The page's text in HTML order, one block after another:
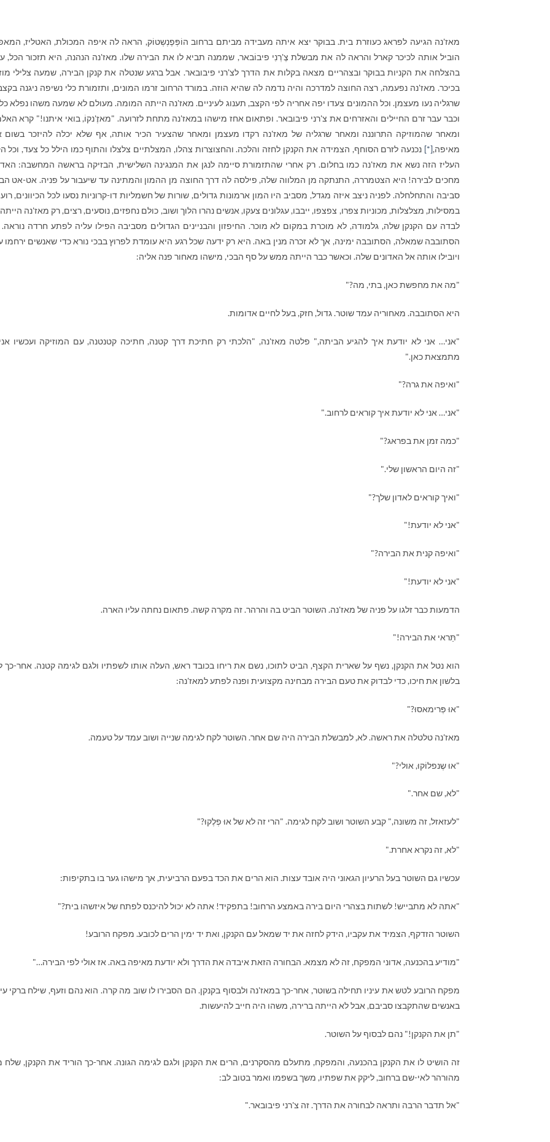
מאז'נה הגיעה לפראג כעוזרת בית. בבוקר יצא איתה מעבידה מביתם ברחוב הוֹפְּפֶנְשְטוֹק, הראה לה איפה המכולת, האטליז,
הוביל אותה לכיכר קארל והראה לה את מבשלת צֶ'רְנִי פיבוֹבאר, שממנה תביא לו את הבירה שלו. מאז'נה הנהנה, היא תזכור הכל,
בהצלחה את הקניות בבוקר ובצהריים מצאה בקלות את הדרך לצ'רני פיבובאר. אבל ברגע שנטלה את קנקן הבירה, שמעה צלילי
בכיכר. מאז'נה נפעמה, רצה החוצה למדרכה והיה נדמה לה שהיא הוזה. במורד הרחוב זרמו המונים, ותזמורת כלי נשיפה ניגנה
שרגליה נעו מעצמן. וכל ההמונים צעדו יפה אחריה לפי הקצב, תענוג לעיניים. מאז'נה הייתה המומה. מעולם לא שמעה משהו נפלא
וכבר עבר זרם החיילים והאזרחים את צ'רני פיבובאר. ופתאום אחז מישהו במאז'נה מתחת לזרועה. "מאזֶ'נקוֹ, בואי איתנו!" קרא
ומאחר שהמוזיקה התרוננה ומאחר שרגליה של מאז'נה רקדו מעצמן ומאחר שהצעיר הכיר אותה, אף שלא יכלה להיזכר בשום
מאיפה,[*] נכנעה לזרם הסוחף, הצמידה את הקנקן לחזה והלכה. והחצוצרות צהלו, המצלתיים צלצלו והתוף כמו הילל כל צעד, וכל
העליז הזה נשא את מאז'נה כמו בחלום. רק אחרי שהתזמורת סיימה לנגן את המנגינה השלישית, הבזיקה בראשה המחשבה:
מחכים לבירה! היא הצטמררה, התנתקה מן המלווה שלה, פילסה לה דרך החוצה מן ההמון והמתינה עד שיעבור על פניה. אט-אט
סביבה והתחלחלה. לפניה ניצב איזה מגדל, מסביב היו המון ארמונות גדולים, שורות של חשמליות דו-קרוניות נסעו לכל הכיוונים,
במסילות, מצלצלות, מכוניות צפרו, צפצפו, ייבבו, עגלונים צעקו, אנשים נהרו הלוך ושוב, כולם נחפזים, נוסעים, רצים, רק מאז'נה
לבדה עם הקנקן שלה, גלמודה, לא מוכרת במקום לא מוכר. החיפזון והבניינים הגדולים מסביבה הפילו עליה לפתע חרדה
הסתובבה שמאלה, הסתובבה ימינה, אך לא זכרה מנין באה. היא רק ידעה שכל רגע היא עומדת לפרוץ בבכי נורא כדי שאנשים ירחמו
ויובילו אותה אל האדונים שלה. וכאשר כבר הייתה ממש על סף הבכי, מישהו מאחור פנה אליה:
"מה את מחפשת כאן, בתי, מה?"
היא הסתובבה. מאחוריה עמד שוטר. גדול, חזק, בעל לחיים אדומות.
"אני… אני לא יודעת איך להגיע הביתה," פלטה מאז'נה, "הלכתי רק חתיכת דרך קטנה, חתיכה קטנטנה, עם המוזיקה ועכשיו
מתמצאת כאן."
"ואיפה את גרה?"
"אני… אני לא יודעת איך קוראים לרחוב."
"כמה זמן את בפראג?"
"זה היום הראשון שלי."
"ואיך קוראים לאדון שלך?"
"אני לא יודעת!"
"ואיפה קנית את הבירה?"
"אני לא יודעת!"
הדמעות כבר זלגו על פניה של מאז'נה. השוטר הביט בה והרהר. זה מקרה קשה. פתאום נחתה עליו הארה.
"תַּראי את הבירה!"
הוא נטל את הקנקן, נשף על שארית הקצף, הביט לתוכו, נשם את ריחו בכובד ראש, העלה אותו לשפתיו ולגם לגימה קטנה. אחר-כך
בלשון את חיכו, כדי לבדוק את טעם הבירה מבחינה מקצועית ופנה לפתע למאז'נה:
"אוּ פְּרימאסוּ?"
מאז'נה טלטלה את ראשה. לא, למבשלת הבירה היה שם אחר. השוטר לקח לגימה שנייה ושוב עמד על טעמה.
"אוּ שֶנפלוֹקוּ, אולי?"
"לא, שם אחר."
"לעזאזל, זה משונה," קבע השוטר ושוב לקח לגימה. "הרי זה לא של אוּ פְלֶקוּ?"
"לא, זה נקרא אחרת."
עכשיו גם השוטר בעל הרעיון הגאוני היה אובד עצות. הוא הרים את הכד בפעם הרביעית, אך מישהו גער בו בתקיפות:
"אתה לא מתבייש! לשתות בצהרי היום בירה באמצע הרחוב! בתפקיד! אתה לא יכול להיכנס לפתח של איזשהו בית?"
השוטר הזדקף, הצמיד את עקביו, הידק לחזה את יד שמאל עם הקנקן, ואת יד ימין הרים לכובע. מפקח הרובע!
"מודיע בהכנעה, אדוני המפקח, זה לא מצמא. הבחורה הזאת איבדה את הדרך ולא יודעת מאיפה באה. אז אולי לפי הבירה…"
מפקח הרובע לטש את עיניו תחילה בשוטר, אחר-כך במאז'נה ולבסוף בקנקן. הם הסבירו לו שוב מה קרה. הוא נהם וזעף, שילח ברקי
באנשים שהתקבצו סביבם, אבל לא הייתה ברירה, משהו היה חייב להיעשות.
"תן את הקנקן!" נהם לבסוף על השוטר.
זה הושיט לו את הקנקן בהכנעה, והמפקח, מתעלם מהסקרנים, הרים את הקנקן ולגם לגימה הגונה. אחר-כך הוריד את הקנקן,
מהורהר לאי-שם ברחוב, ליקק את שפתיו, משך בשפמו ואמר בטוב לב:
"אל תדבר הרבה ותראה לבחורה את הדרך. זה צ'רני פיבובאר."